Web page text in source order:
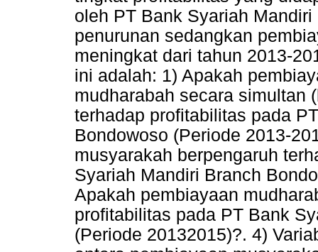
oleh PT Bank Syariah
penurunan sedangkan
meningkat dari tahun 2013-
ini adalah: 1) Apakah
mudharabah secara simultan
terhadap profitabilitas pada
Bondowoso (Periode 2013-
musyarakah berpengaruh
Syariah Mandiri Branch
Apakah pembiayaan
profitabilitas pada PT Bank
(Periode 20132015)?. 4)